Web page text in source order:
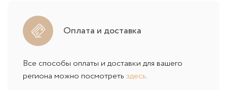
Оплата и доставка
Все способы оплаты и доставки для вашего
региона можно посмотреть здесь.